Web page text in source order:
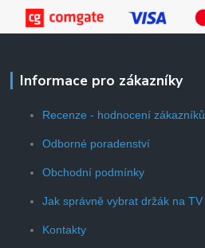
Informace pro zákazníky
Recenze - hodnocení zákazníků
Odborné poradenství
Obchodní podmínky
Jak správně vybrat držák na TV
Kontakty